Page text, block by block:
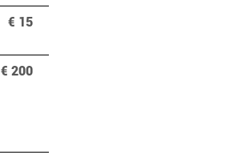
€ 15
€ 200